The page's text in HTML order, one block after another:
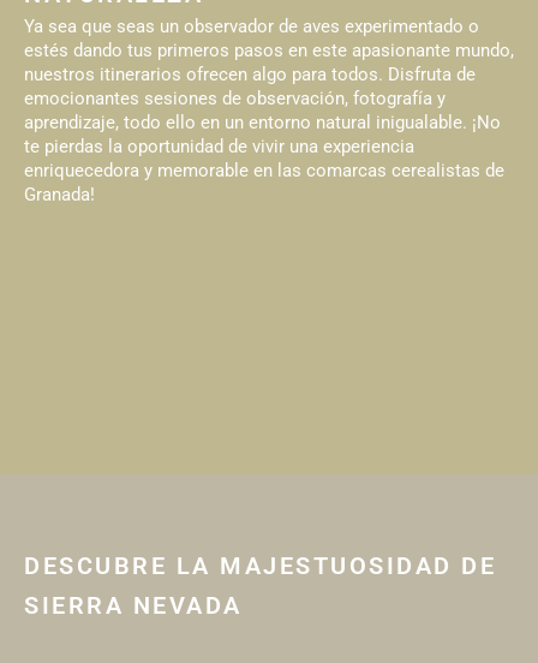
Ya sea que seas un observador de aves experimentado o
estés dando tus primeros pasos en este apasionante mundo,
nuestros itinerarios ofrecen algo para todos. Disfruta de
emocionantes sesiones de observación, fotografía y
aprendizaje, todo ello en un entorno natural inigualable. ¡No
te pierdas la oportunidad de vivir una experiencia
enriquecedora y memorable en las comarcas cerealistas de
Granada!
DESCUBRE LA MAJESTUOSIDAD DE
SIERRA NEVADA